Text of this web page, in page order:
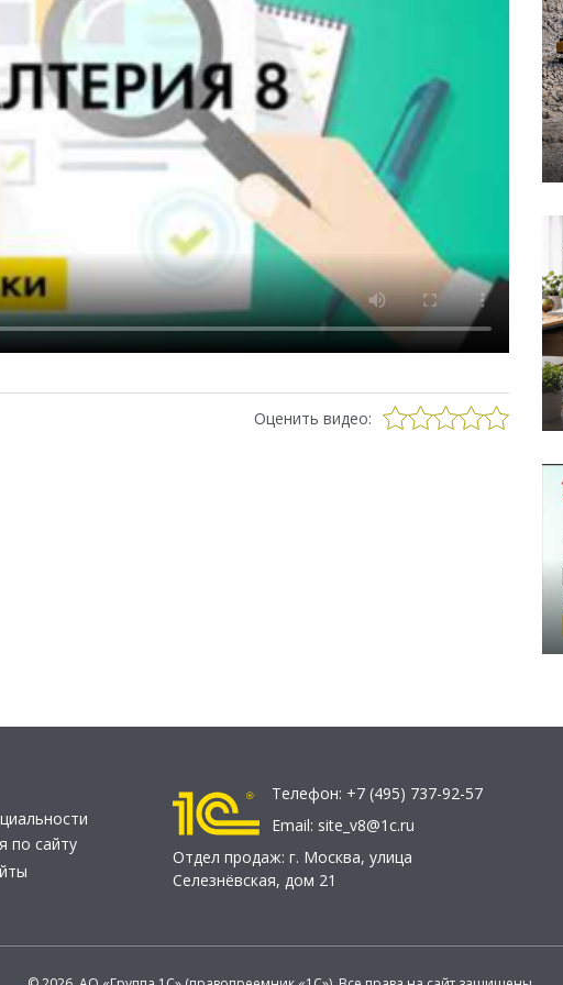
Оценить видео:
по сайту
Телефон: +7 (495) 737-92-57
Email: site_v8@1c.ru
Отдел продаж: г. Москва, улица
Селезнёвская, дом 21